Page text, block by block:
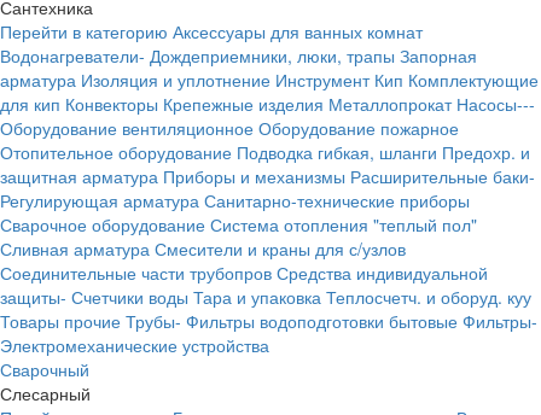
Сантехника
Перейти в категорию Аксессуары для ванных комнат
Водонагреватели- Дождеприемники, люки, трапы Запорная
арматура Изоляция и уплотнение Инструмент Кип Комплектующие
для кип Конвекторы Крепежные изделия Металлопрокат Насосы---
Оборудование вентиляционное Оборудование пожарное
Отопительное оборудование Подводка гибкая, шланги Предохр. и
защитная арматура Приборы и механизмы Расширительные баки-
Регулирующая арматура Санитарно-технические приборы
Сварочное оборудование Система отопления "теплый пол"
Сливная арматура Смесители и краны для с/узлов
Соединительные части трубопров Средства индивидуальной
защиты- Счетчики воды Тара и упаковка Теплосчетч. и оборуд. куу
Товары прочие Трубы- Фильтры водоподготовки бытовые Фильтры-
Электромеханические устройства
Сварочный
Слесарный